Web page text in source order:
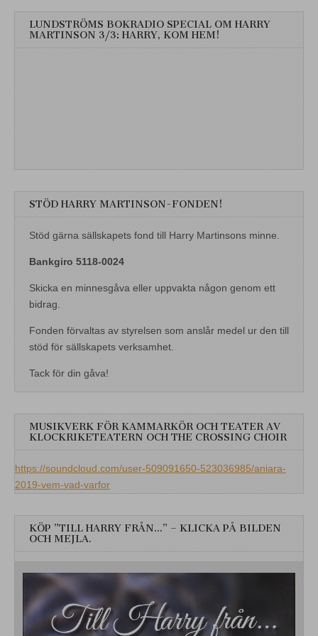
LUNDSTRÖMS BOKRADIO SPECIAL OM HARRY
MARTINSON 3/3: HARRY, KOM HEM!
STÖD HARRY MARTINSON-FONDEN!
Stöd gärna sällskapets fond till Harry Martinsons minne.
Bankgiro 5118-0024
Skicka en minnesgåva eller uppvakta någon genom ett
bidrag.
Fonden förvaltas av styrelsen som anslår medel ur den till
stöd för sällskapets verksamhet.
Tack för din gåva!
MUSIKVERK FÖR KAMMARKÖR OCH TEATER AV
KLOCKRIKETEATERN OCH THE CROSSING CHOIR
https://soundcloud.com/user-509091650-523036985/aniara-
2019-vem-vad-varfor
KÖP ”TILL HARRY FRÅN…” – KLICKA PÅ BILDEN
OCH MEJLA.